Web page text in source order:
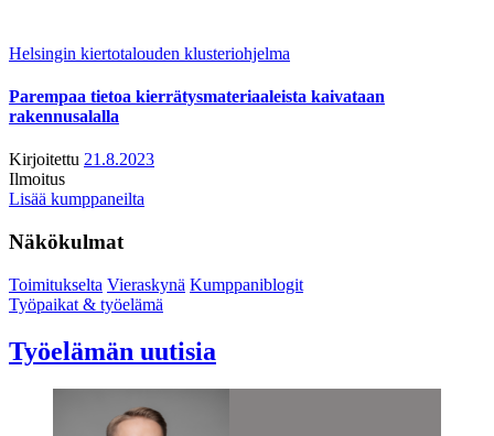
Helsingin kiertotalouden klusteriohjelma
Parempaa tietoa kierrätysmateriaaleista kaivataan
rakennusalalla
Kirjoitettu 21.8.2023
Ilmoitus
Lisää kumppaneilta
Näkökulmat
Toimitukselta Vieraskynä Kumppaniblogit
Työpaikat & työelämä
Työelämän uutisia